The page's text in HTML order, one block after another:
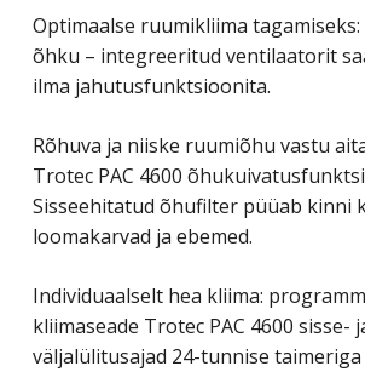
Optimaalse ruumikliima
õhku – integreeritud ventilaatorit
ilma jahutusfunktsioonita.
Rõhuva ja niiske ruumiõhu vastu
Trotec PAC 4600
Sisseehitatud õhufilter püüab kinni
loomakarvad ja ebemed.
Individuaalselt hea kliima:
kliimaseade Trotec PAC 4600 sisse-
väljalülitusajad 24-tunnise